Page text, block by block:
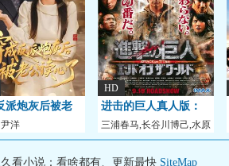
派炮灰后被老
了洋
HD
进击的巨人真人版：
后篇·世界终结
三浦春马,长谷川博己,水原
希子,本乡奏多,三
看小说：看啥都有、更新最快 SiteMap